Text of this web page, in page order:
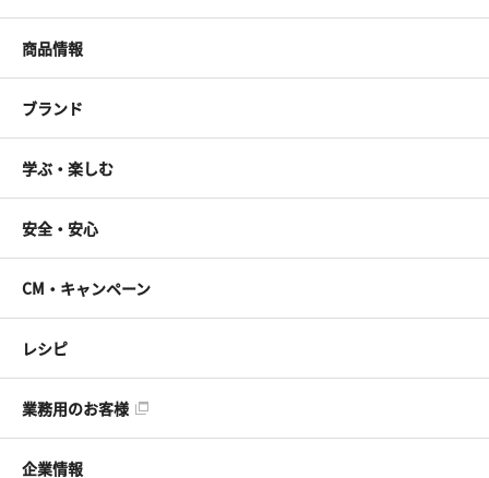
商品情報
ブランド
学ぶ・楽しむ
安全・安心
CM・キャンペーン
レシピ
業務用のお客様
企業情報